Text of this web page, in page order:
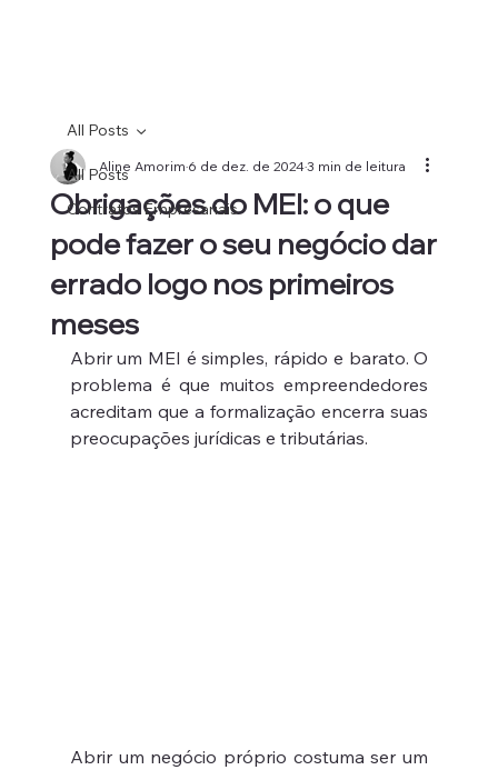
All Posts
Contratos Empresariais
All Posts
Obrigações do MEI: o que
pode fazer o seu negócio dar
errado logo nos primeiros
meses
Aline Amorim6 de dez. de 20243 min de leitura
Abrir um MEI é simples, rápido e barato. O
problema é que muitos empreendedores
acreditam que a formalização encerra suas
preocupações jurídicas e tributárias.
Abrir um negócio próprio costuma ser um